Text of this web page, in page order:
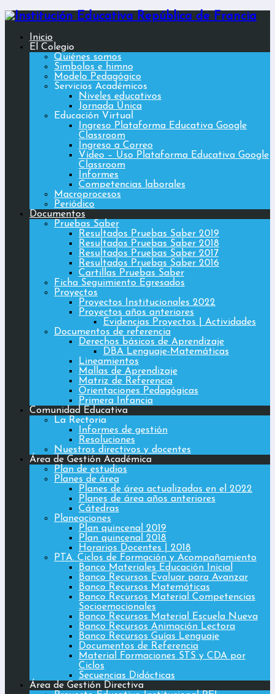
Inicio
El Colegio
Quiénes somos
Simbolos e himno
Modelo Pedagógico
Servicios Académicos
Niveles educativos
Jornada Única
Educación Virtual
Ingreso Plataforma Educativa Google
Classroom
Ingreso a Correo
Vídeo – Uso Plataforma Educativa Google
Classroom
Informes
Competencias laborales
Macroprocesos
Periódico
Documentos
Pruebas Saber
Resultados Pruebas Saber 2019
Resultados Pruebas Saber 2018
Resultados Pruebas Saber 2017
Resultados Pruebas Saber 2016
Cartillas Pruebas Saber
Ficha Seguimiento Egresados
Proyectos
Proyectos Institucionales 2022
Proyectos años anteriores
Evidencias Proyectos | Actividades
Documentos de referencia
Derechos básicos de Aprendizaje
DBA Lenguaje-Matemáticas
Lineamientos
Mallas de Aprendizaje
Matriz de Referencia
Orientaciones Pedagógicas
Primera Infancia
Comunidad Educativa
La Rectoria
Informes de gestión
Resoluciones
Nuestros directivos y docentes
Área de Gestión Académica
Plan de estudios
Planes de área
Planes de área actualizadas en el 2022
Planes de área años anteriores
Cátedras
Planeaciones
Plan quincenal 2019
Plan quincenal 2018
Horarios Docentes | 2018
PTA. Ciclos de Formación y Acompañamiento
Banco Materiales Educación Inicial
Banco Recursos Evaluar para Avanzar
Banco Recursos Matemáticas
Banco Recursos Material Competencias
Socioemocionales
Banco Recursos Material Escuela Nueva
Banco Recursos Animación Lectora
Banco Recursos Guías Lenguaje
Documentos de Referencia
Material Formaciones STS y CDA por
Ciclos
Secuencias Didácticas
Área de Gestión Directiva